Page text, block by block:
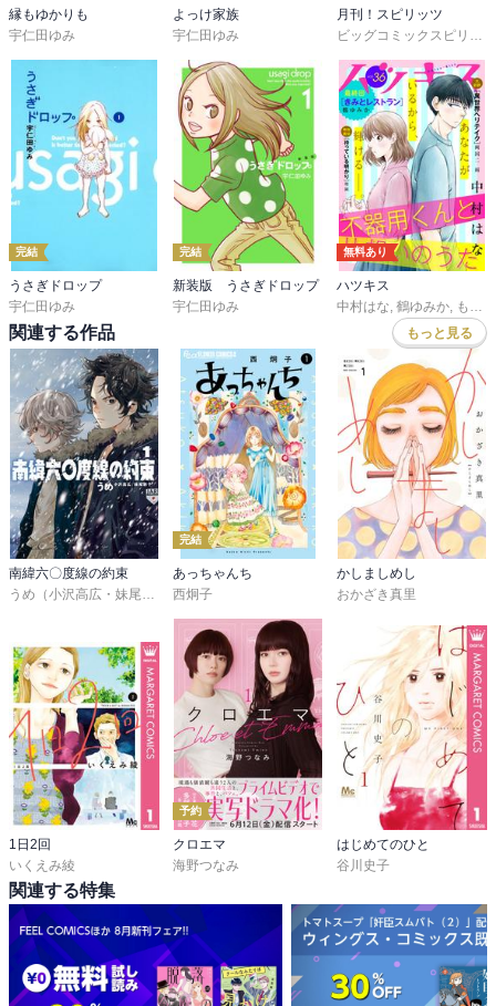
縁もゆかりも
宇仁田ゆみ
よっけ家族
宇仁田ゆみ
月刊！スピリッツ
ビッグコミックスピリッツ編集部
完結
うさぎドロップ
宇仁田ゆみ
完結
新装版 うさぎドロップ
宇仁田ゆみ
無料あり
ハツキス
中村はな 鶴ゆみか もり可南子
関連する作品 もっと見る
南緯六〇度線の約束
うめ（小沢高広・妹尾朝子）
完結
あっちゃんち
西炯子
かしましめし
おかざき真里
1日2回
いくえみ綾
予約
クロエマ
海野つなみ
はじめてのひと
谷川史子
関連する特集